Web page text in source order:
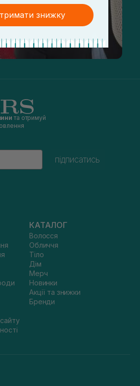
та отримуй
підписатись
КАТАЛОГ
Волосся
Обличчя
Тіло
Дім
Мерч
Новинки
Акції та знижки
Бренди
знижку